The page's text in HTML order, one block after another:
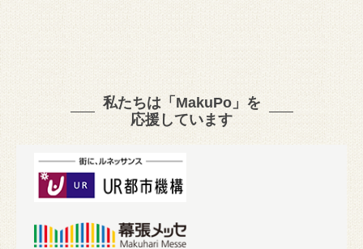
私たちは「MakuPo」を
応援しています